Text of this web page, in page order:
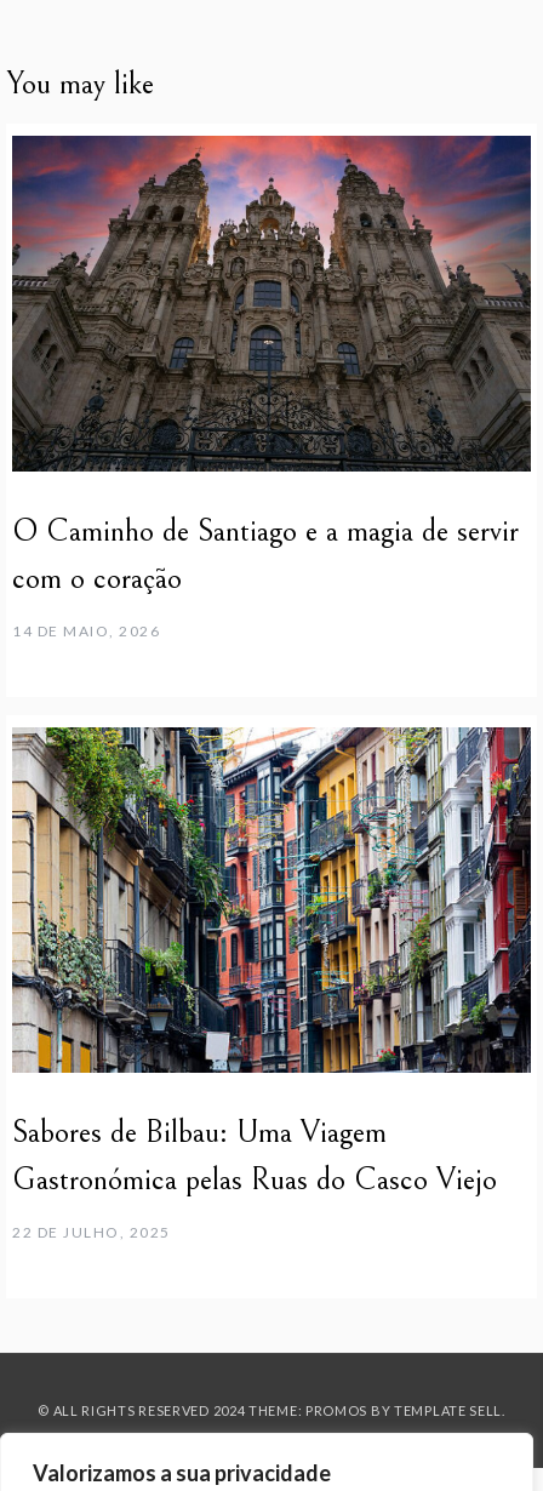
Valorizamos a sua privacidade
You may like
O Caminho de Santiago e a magia de servir
com o coração
14 DE MAIO, 2026
Sabores de Bilbau: Uma Viagem
Gastronómica pelas Ruas do Casco Viejo
22 DE JULHO, 2025
© ALL RIGHTS RESERVED 2024 THEME: PROMOS BY TEMPLATE SELL